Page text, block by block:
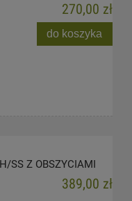
270,00 zł
do koszyka
SS Z OBSZYCIAMI
389,00 zł